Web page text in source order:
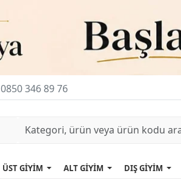
0850 346 89 76
ÜST GİYİM ALT GİYİM DIŞ GİYİM